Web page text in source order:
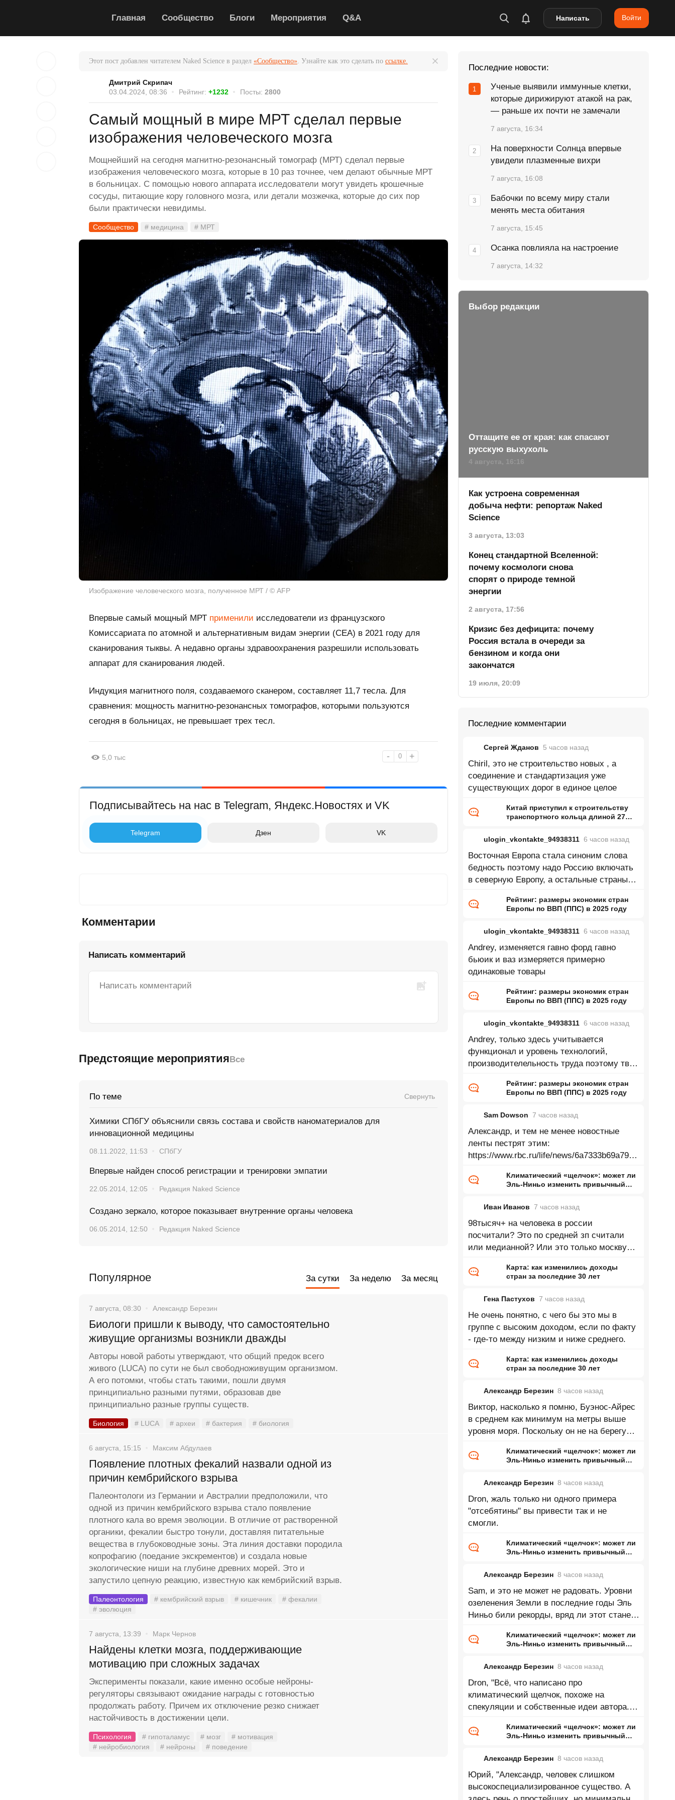
Главная Сообщество Блоги Мероприятия Q&A Написать Войти
Этот пост добавлен читателем Naked Science в раздел «Сообщество». Узнайте как это сделать по ссылке.
Дмитрий Скрипач
03.04.2024, 08:36
Рейтинг: +1232 Посты: 2800
Самый мощный в мире МРТ сделал первые
изображения человеческого мозга
Мощнейший на сегодня магнитно-резонансный томограф (МРТ) сделал первые
изображения человеческого мозга, которые в 10 раз точнее, чем делают обычные МРТ
в больницах. С помощью нового аппарата исследователи могут увидеть крошечные
сосуды, питающие кору головного мозга, или детали мозжечка, которые до сих пор
были практически невидимы.
Сообщество # медицина # МРТ
Изображение человеческого мозга, полученное МРТ / © AFP
Впервые самый мощный МРТ применили исследователи из французского
Комиссариата по атомной и альтернативным видам энергии (CEA) в 2021 году для
сканирования тыквы. А недавно органы здравоохранения разрешили использовать
аппарат для сканирования людей.
Индукция магнитного поля, создаваемого сканером, составляет 11,7 тесла. Для
сравнения: мощность магнитно-резонансных томографов, которыми пользуются
сегодня в больницах, не превышает трех тесл.
- 0 +
5,0 тыс
Подписывайтесь на нас в Telegram, Яндекс.Новостях и VK
Telegram Дзен VK
Комментарии
Написать комментарий
Предстоящие мероприятияВсе
По теме Свернуть
Химики СПбГУ объяснили связь состава и свойств наноматериалов для
инновационной медицины
08.11.2022, 11:53 СПбГУ
Впервые найден способ регистрации и тренировки эмпатии
22.05.2014, 12:05 Редакция Naked Science
Создано зеркало, которое показывает внутренние органы человека
06.05.2014, 12:50 Редакция Naked Science
Популярное За сутки За неделю За месяц
7 августа, 08:30 Александр Березин
Биологи пришли к выводу, что самостоятельно
живущие организмы возникли дважды
Авторы новой работы утверждают, что общий предок всего
живого (LUCA) по сути не был свободноживущим организмом.
А его потомки, чтобы стать такими, пошли двумя
принципиально разными путями, образовав две
принципиально разные группы существ.
Биология # LUCA # археи # бактерия # биология
6 августа, 15:15 Максим Абдулаев
Появление плотных фекалий назвали одной из
причин кембрийского взрыва
Палеонтологи из Германии и Австралии предположили, что
одной из причин кембрийского взрыва стало появление
плотного кала во время эволюции. В отличие от растворенной
органики, фекалии быстро тонули, доставляя питательные
вещества в глубоководные зоны. Эта линия доставки породила
копрофагию (поедание экскрементов) и создала новые
экологические ниши на глубине древних морей. Это и
запустило цепную реакцию, известную как кембрийский взрыв.
Палеонтология # кембрийский взрыв # кишечник
# фекалии
# эволюция
7 августа, 13:39 Марк Чернов
Найдены клетки мозга, поддерживающие
мотивацию при сложных задачах
Эксперименты показали, какие именно особые нейроны-
регуляторы связывают ожидание награды с готовностью
продолжать работу. Причем их отключение резко снижает
настойчивость в достижении цели.
Психология # гипоталамус # мозг
# мотивация
# нейробиология
# нейроны # поведение
Последние новости:
Ученые выявили иммунные клетки,
которые дирижируют атакой на рак,
— раньше их почти не замечали
7 августа, 16:34
На поверхности Солнца впервые
увидели плазменные вихри
7 августа, 16:08
Бабочки по всему миру стали
менять места обитания
7 августа, 15:45
Осанка повлияла на настроение
7 августа, 14:32
Выбор редакции
Оттащите ее от края: как спасают
русскую выхухоль
4 августа, 16:16
Как устроена современная
добыча нефти: репортаж Naked
Science
3 августа, 13:03
Конец стандартной Вселенной:
почему космологи снова
спорят о природе темной
энергии
2 августа, 17:56
Кризис без дефицита: почему
Россия встала в очереди за
бензином и когда они
закончатся
19 июля, 20:09
Последние комментарии
Сергей Жданов 5 часов назад
Chiril, это не строительство новых , а
соединение и стандартизация уже
существующих дорог в единое целое
Китай приступил к строительству
транспортного кольца длиной 27
ulogin_vkontakte_94938311 6 часов назад
Восточная Европа стала синоним слова
бедность поэтому надо Россию включать
в северную Европу, а остальные страны
Рейтинг: размеры экономик стран
Европы по ВВП (ППС) в 2025 году
ulogin_vkontakte_94938311 6 часов назад
Andrey, изменяется гавно форд гавно
бьюик и ваз измеряется примерно
одинаковые товары
Рейтинг: размеры экономик стран
Европы по ВВП (ППС) в 2025 году
ulogin_vkontakte_94938311 6 часов назад
Andrey, только здесь учитывается
функционал и уровень технологий,
производителельность труда поэтому твой
Рейтинг: размеры экономик стран
Европы по ВВП (ППС) в 2025 году
Sam Dowson 7 часов назад
Александр, и тем не менее новостные
ленты пестрят этим:
https://www.rbc.ru/life/news/6a7333b69a7947
Аттакама, Аризона, Гоби, Такламакан и
Климатический «щелчок»: может ли
Эль-Ниньо изменить привычный
Иван Иванов 7 часов назад
98тысяч+ на человека в россии
посчитали? Это по средней зп считали
или медианной? Или это только москву
доля
Карта: как изменились доходы
стран за последние 30 лет
Гена Пастухов 7 часов назад
Не очень понятно, с чего бы это мы в
группе с высоким доходом, если по факту
- где-то между низким и ниже среднего.
Карта: как изменились доходы
стран за последние 30 лет
Александр Березин 8 часов назад
Виктор, насколько я помню, Буэнос-Айрес
в среднем как минимум на метры выше
уровня моря. Поскольку он не на берегу
Климатический «щелчок»: может ли
Эль-Ниньо изменить привычный
Александр Березин 8 часов назад
Dron, жаль только ни одного примера
"отсебятины" вы привести так и не
смогли.
Климатический «щелчок»: может ли
Эль-Ниньо изменить привычный
Александр Березин 8 часов назад
Sam, и это не может не радовать. Уровни
озеленения Земли в последние годы Эль
Ниньо били рекорды, вряд ли этот станет
Климатический «щелчок»: может ли
Эль-Ниньо изменить привычный
Александр Березин 8 часов назад
Dron, "Всё, что написано про
климатический щелчок, похоже на
спекуляции и собственные идеи автора.
предсказывающихКлиматический «щелчок»: может ли
Эль-Ниньо изменить привычный
Александр Березин 8 часов назад
Юрий, "Александр, человек слишком
высокоспециализированное существо. А